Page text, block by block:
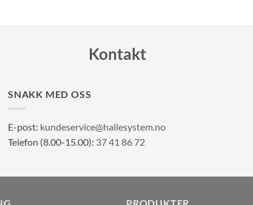
Kontakt
SNAKK MED OSS
E-post: kundeservice@hallesystem.no
Telefon (8.00-15.00): 37 41 86 72